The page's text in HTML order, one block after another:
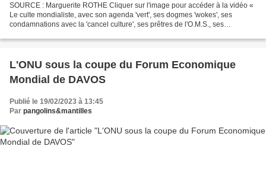
SOURCE : Marguerite ROTHE Cliquer sur l'image pour accéder à la vidéo «
Le culte mondialiste, avec son agenda 'vert', ses dogmes 'wokes', ses
condamnations avec la 'cancel culture', ses prêtres de l'O.M.S., ses
L'ONU sous la coupe du Forum Economique
Mondial de DAVOS
Publié le 19/02/2023 à 13:45
Par pangolins&mantilles